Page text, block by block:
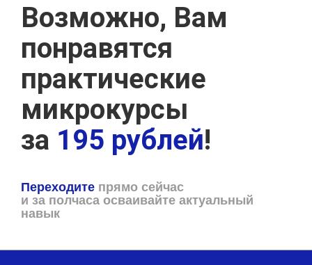
Возможно, Вам
понравятся
практические
микрокурсы
за 195 рублей!
Переходите прямо сейчас
и за полчаса осваивайте актуальный
навык